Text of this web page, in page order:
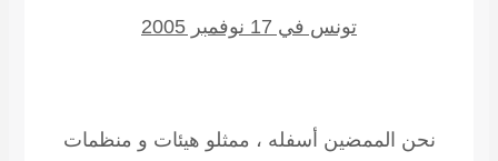
تونس في 17 نوفمبر 2005
نحن الممضين أسفله ، ممثلو هيئات و منظمات